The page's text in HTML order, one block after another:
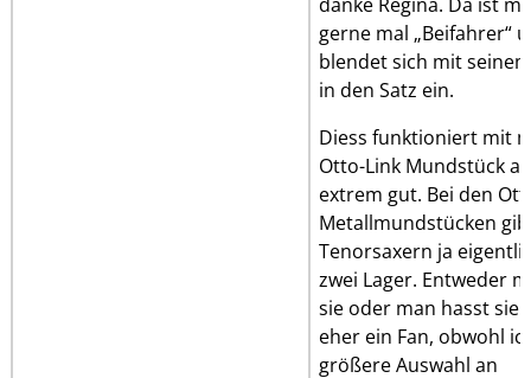
danke Regina. Da ist
gerne mal „Beifahrer“
blendet sich mit
in den Satz ein.
Diess funktioniert mit
Otto-Link Mundstück
extrem gut. Bei den
Metallmundstücken
Tenorsaxern ja
zwei Lager. Entweder
sie oder man hasst sie.
eher ein Fan, obwohl
größere Auswahl an